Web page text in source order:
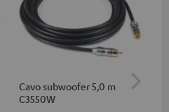
Cavo subwoofer 5,0 m
C3550W